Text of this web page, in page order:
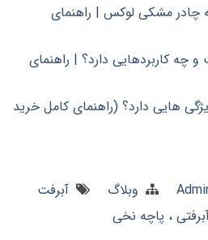
چادر مشکی لوکس | راهنمای
چه کاربردهایی دارد؟ | راهنمای
هایی دارد؟ (راهنمای کامل خرید
وبلاگ
آبرفت
پاچه نخی